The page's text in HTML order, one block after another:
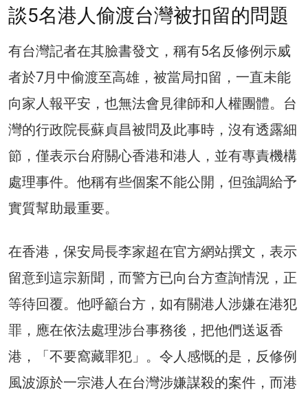
談5名港人偷渡台灣被扣留的問題
有台灣記者在其臉書發文，稱有5名反修例示威
者於7月中偷渡至高雄，被當局扣留，一直未能
向家人報平安，也無法會見律師和人權團體。台
灣的行政院長蘇貞昌被問及此事時，沒有透露細
節，僅表示台府關心香港和港人，並有專責機構
處理事件。他稱有些個案不能公開，但強調給予
實質幫助最重要。
在香港，保安局長李家超在官方網站撰文，表示
留意到這宗新聞，而警方已向台方查詢情況，正
等待回覆。他呼籲台方，如有關港人涉嫌在港犯
罪，應在依法處理涉台事務後，把他們送返香
港，「不要窩藏罪犯」。令人感慨的是，反修例
風波源於一宗港人在台灣涉嫌謀殺的案件，而港